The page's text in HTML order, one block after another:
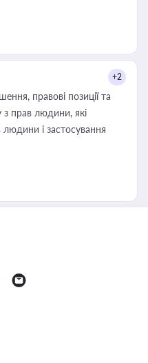
+2
правові позиції та
з прав людини, які
і застосування